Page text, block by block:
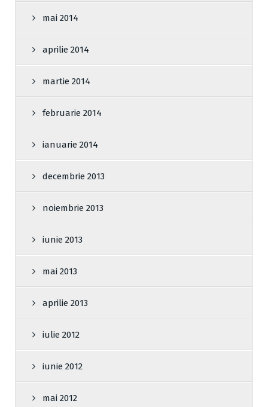
mai 2014
aprilie 2014
martie 2014
februarie 2014
ianuarie 2014
decembrie 2013
noiembrie 2013
iunie 2013
mai 2013
aprilie 2013
iulie 2012
iunie 2012
mai 2012